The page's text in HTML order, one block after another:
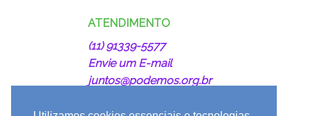
ATENDIMENTO
(11) 91339-5577
Envie um E-mail
juntos@podemos.org.br